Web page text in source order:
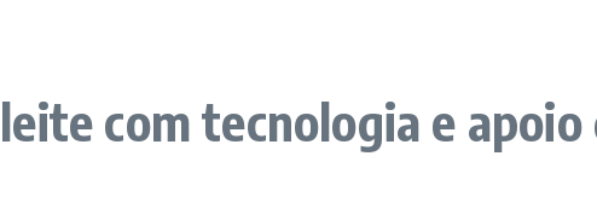
com tecnologia e apoio